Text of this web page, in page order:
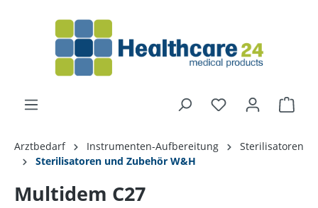
Arztbedarf Instrumenten-Aufbereitung
Sterilisatoren
Sterilisatoren und Zubehör W&H
Multidem C27